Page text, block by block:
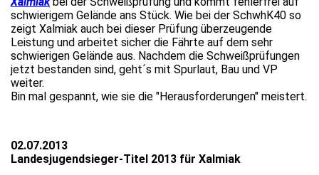
schwierigem Gelände ans Stück. Wie bei der SchwhK40 so
zeigt Xalmiak auch bei dieser Prüfung überzeugende
Leistung und arbeitet sicher die Fährte auf dem sehr
schwierigen Gelände aus. Nachdem die Schweißprüfungen
jetzt bestanden sind, geht´s mit Spurlaut, Bau und VP
weiter.
Bin mal gespannt, wie sie die "Herausforderungen" meistert.
02.07.2013
Landesjugendsieger-Titel 2013 für Xalmiak